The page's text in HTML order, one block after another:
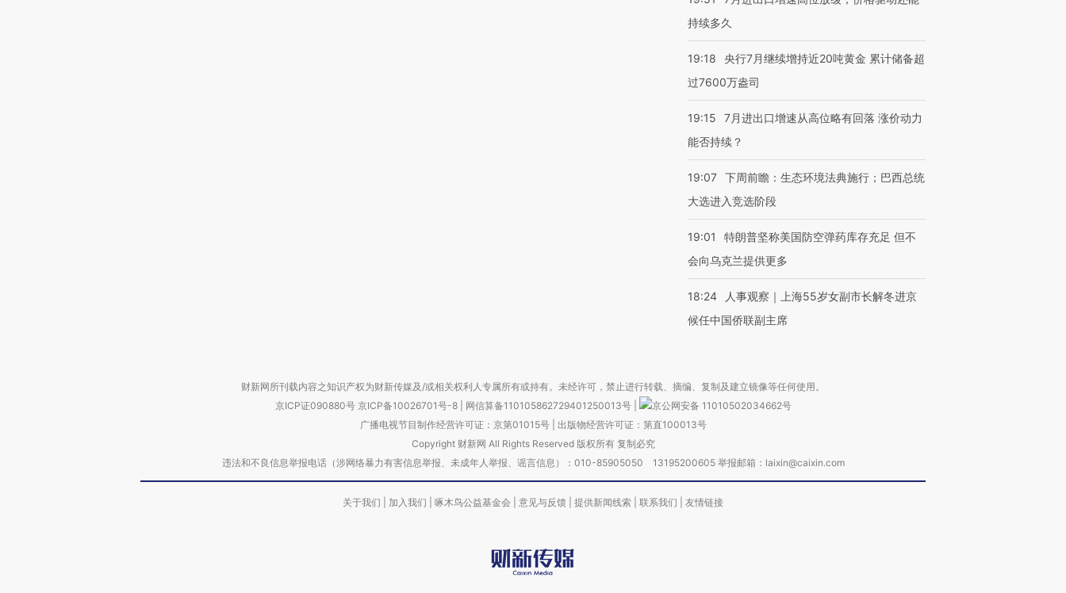
持续多久
19:18
央行7月继续增持近20吨黄金 累计储备超
过7600万盎司
19:15
7月进出口增速从高位略有回落 涨价动力
能否持续？
19:07 下周前瞻：生态环境法典施行；巴西总统
大选进入竞选阶段
19:01
特朗普坚称美国防空弹药库存充足 但不
会向乌克兰提供更多
18:24
人事观察｜上海55岁女副市长解冬进京
候任中国侨联副主席
财新网所刊载内容之知识产权为财新传媒及/或相关权利人专属所有或持有。未经许可，禁止进行转载、摘编、复制及建立镜像等任何使用。
京ICP证090880号 京ICP备10026701号-8 网信算备110105862729401250013号
京公网安备 11010502034662号
广播电视节目制作经营许可证：京第01015号| 出版物经营许可证：第直100013号
Copyright 财新网 All Rights Reserved 版权所有 复制必究
违法和不良信息举报电话（涉网络暴力有害信息举报、未成年人举报、谣言信息）：010-85905050 13195200605 举报邮箱：laixin@caixin.com
关于我们 加入我们 啄木鸟公益基金会 意见与反馈 提供新闻线索 联系我们 友情链接